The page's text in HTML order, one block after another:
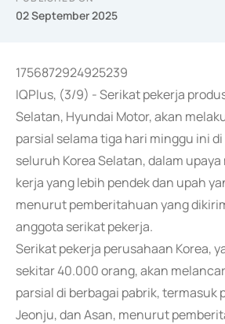
02 September 2025
1756872924925239
IQPlus, (3/9) - Serikat pekerja
Selatan, Hyundai Motor, akan
parsial selama tiga hari minggu ini
seluruh Korea Selatan, dalam
kerja yang lebih pendek dan upah
menurut pemberitahuan yang
anggota serikat pekerja.
Serikat pekerja perusahaan Korea,
sekitar 40.000 orang, akan
parsial di berbagai pabrik, termasuk
Jeonju, dan Asan, menurut